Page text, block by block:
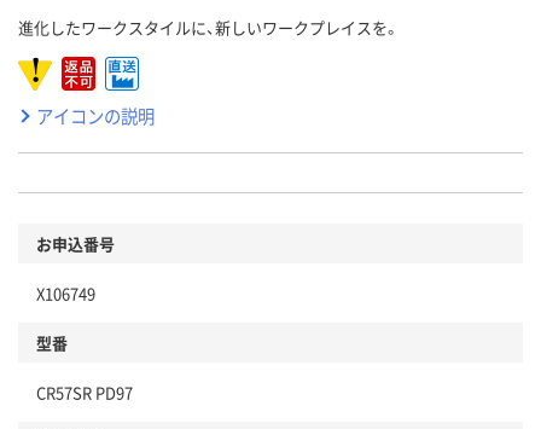
進化したワークスタイルに、新しいワークプレイスを。
アイコンの説明
お申込番号
X106749
型番
CR57SR PD97